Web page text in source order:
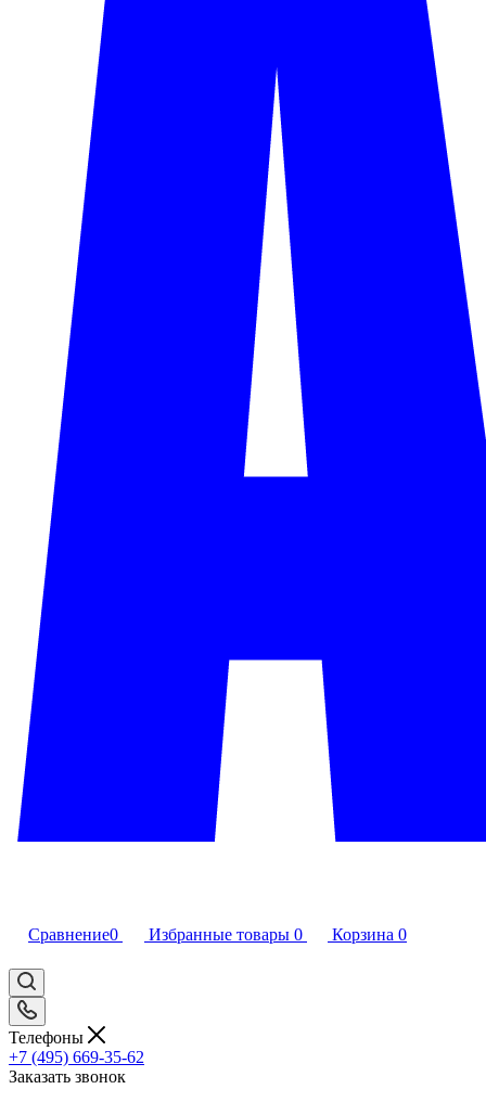
Сравнение0 Избранные товары 0 Корзина 0
Телефоны
+7 (495) 669-35-62
Заказать звонок